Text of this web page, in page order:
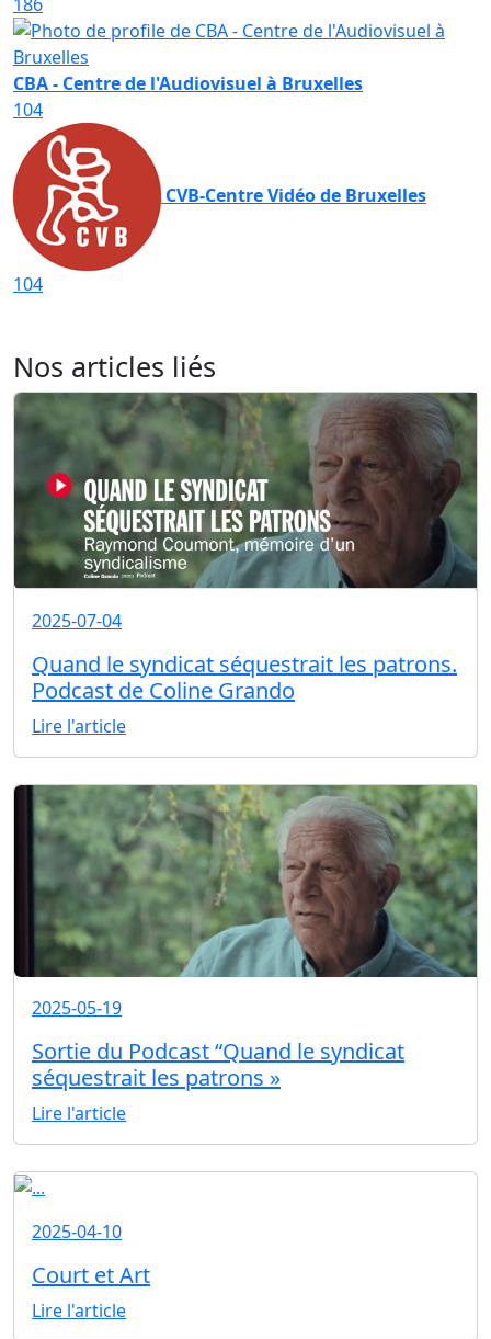
186
CBA - Centre de l'Audiovisuel à Bruxelles
104
CVB-Centre Vidéo de Bruxelles
104
Nos articles liés
2025-07-04
Quand le syndicat séquestrait les patrons.
Podcast de Coline Grando
Lire l'article
2025-05-19
Sortie du Podcast “Quand le syndicat
séquestrait les patrons »
Lire l'article
2025-04-10
Court et Art
Lire l'article